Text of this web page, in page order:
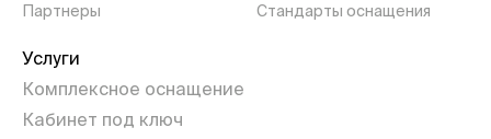
Партнеры
Стандарты оснащения
Услуги
Комплексное оснащение
Кабинет под ключ